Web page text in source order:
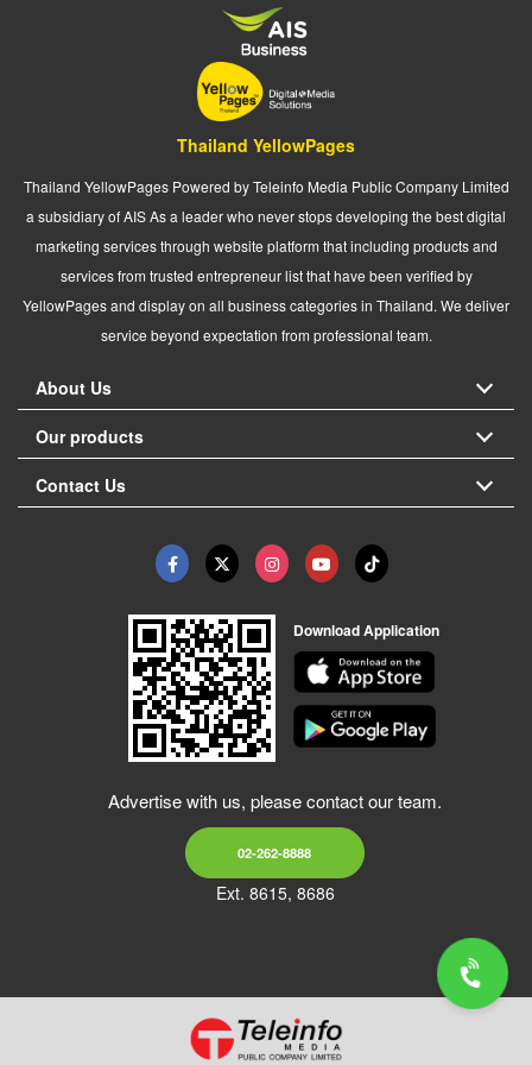
Thailand YellowPages
Thailand YellowPages Powered by Teleinfo Media Public Company Limited
a subsidiary of AIS As a leader who never stops developing the best digital
marketing services through website platform that including products and
services from trusted entrepreneur list that have been verified by
YellowPages and display on all business categories in Thailand. We deliver
service beyond expectation from professional team.
About Us
Our products
Contact Us
Download Application
Advertise with us, please contact our team.
02-262-8888
Ext. 8615, 8686